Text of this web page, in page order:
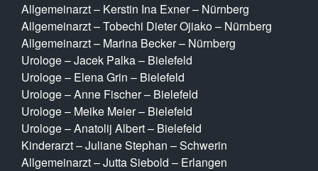
Allgemeinarzt – Kerstin Ina Exner – Nürnberg
Allgemeinarzt – Tobechi Dieter Ojiako – Nürnberg
Allgemeinarzt – Marina Becker – Nürnberg
Urologe – Jacek Palka – Bielefeld
Urologe – Elena Grin – Bielefeld
Urologe – Anne Fischer – Bielefeld
Urologe – Meike Meier – Bielefeld
Urologe – Anatolij Albert – Bielefeld
Kinderarzt – Juliane Stephan – Schwerin
Allgemeinarzt – Jutta Siebold – Erlangen